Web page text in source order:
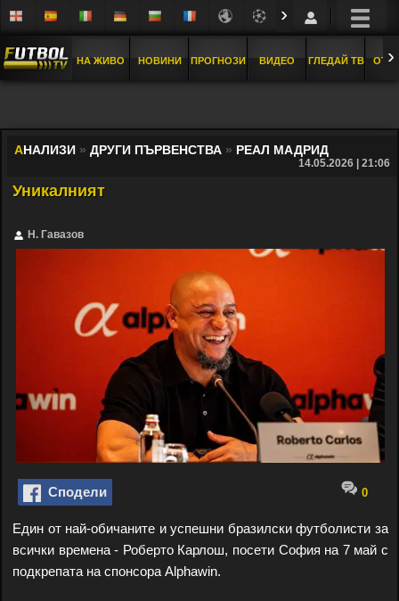
›
НА ЖИВО НОВИНИ ПРОГНОЗИ ВИДЕО ГЛЕДАЙ ТВ ›
АНАЛИЗИ » ДРУГИ ПЪРВЕНСТВА » РЕАЛ МАДРИД
14.05.2026 | 21:06
Уникалният
Н. Гавазов
Сподели 0
Един от най-обичаните и успешни бразилски футболисти за
всички времена - Роберто Карлош, посети София на 7 май с
подкрепата на спонсора Alphawin.